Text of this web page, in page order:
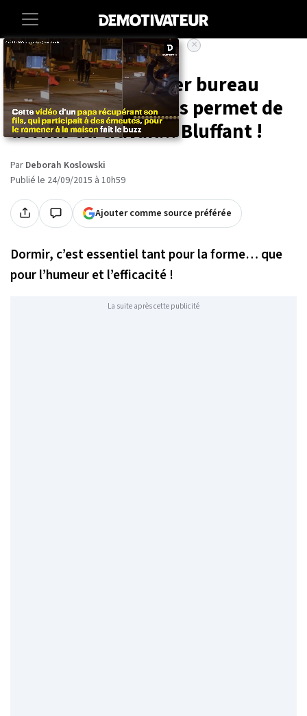
Accueil Maison
Nap Desk, le premier bureau
convertible qui vous permet de
dormir au travail... Bluffant !
Par Deborah Koslowski
Publié le 24/09/2015 à 10h59
Ajouter comme source préférée
Dormir, c’est essentiel tant pour la forme… que
pour l’humeur et l’efficacité !
La suite après cette publicité
×